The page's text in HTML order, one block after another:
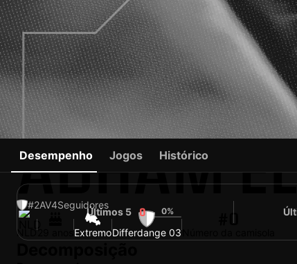
ADHAM
#2AV4Seguidores
NLD ExtremoDifferdange 03
#0
Desempenho Jogos Histórico
Últimos 5 0 0%